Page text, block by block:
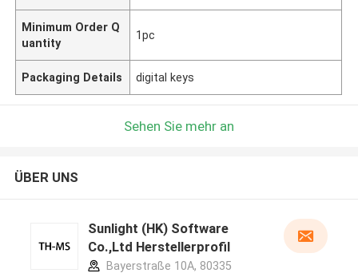
Minimum Order Q
uantity
1pc
Packaging Details digital keys
Sehen Sie mehr an
ÜBER UNS
Sunlight (HK) Software
Co.,Ltd Herstellerprofil
Bayerstraße 10A, 80335